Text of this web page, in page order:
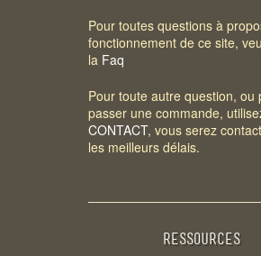
Pour toutes questions à
fonctionnement de ce site,
la Faq
Pour toute autre question, ou
passer une commande,
CONTACT, vous serez
les meilleurs délais.
RESSOURCES